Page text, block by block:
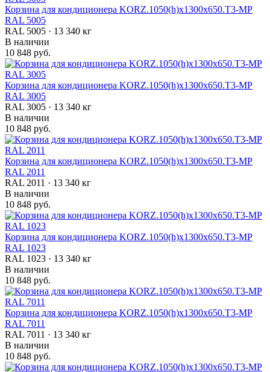
Корзина для кондиционера KORZ.1050(h)x1300x650.T3-MP
RAL 5005
RAL 5005 · 13 340 кг
В наличии
10 848 руб.
Корзина для кондиционера KORZ.1050(h)x1300x650.T3-MP
RAL 3005
RAL 3005 · 13 340 кг
В наличии
10 848 руб.
Корзина для кондиционера KORZ.1050(h)x1300x650.T3-MP
RAL 2011
RAL 2011 · 13 340 кг
В наличии
10 848 руб.
Корзина для кондиционера KORZ.1050(h)x1300x650.T3-MP
RAL 1023
RAL 1023 · 13 340 кг
В наличии
10 848 руб.
Корзина для кондиционера KORZ.1050(h)x1300x650.T3-MP
RAL 7011
RAL 7011 · 13 340 кг
В наличии
10 848 руб.